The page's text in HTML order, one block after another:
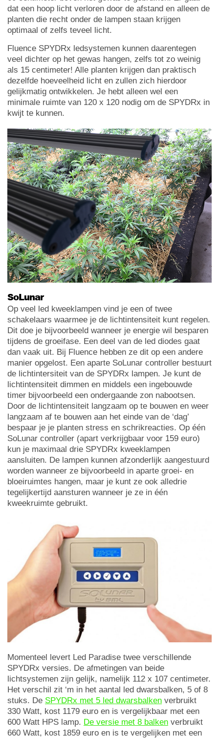
dat een hoop licht verloren door de afstand en alleen de
planten die recht onder de lampen staan krijgen
optimaal of zelfs teveel licht.
Fluence SPYDRx ledsystemen kunnen daarentegen
veel dichter op het gewas hangen, zelfs tot zo weinig
als 15 centimeter! Alle planten krijgen dan praktisch
dezelfde hoeveelheid licht en zullen zich hierdoor
gelijkmatig ontwikkelen. Je hebt alleen wel een
minimale ruimte van 120 x 120 nodig om de SPYDRx in
kwijt te kunnen.
SoLunar
Op veel led kweeklampen vind je een of twee
schakelaars waarmee je de lichtintensiteit kunt regelen.
Dit doe je bijvoorbeeld wanneer je energie wil besparen
tijdens de groeifase. Een deel van de led diodes gaat
dan vaak uit. Bij Fluence hebben ze dit op een andere
manier opgelost. Een aparte SoLunar controller bestuurt
de lichtintersiteit van de SPYDRx lampen. Je kunt de
lichtintensiteit dimmen en middels een ingebouwde
timer bijvoorbeeld een ondergaande zon nabootsen.
Door de lichtintensiteit langzaam op te bouwen en weer
langzaam af te bouwen aan het einde van de ‘dag’
bespaar je je planten stress en schrikreacties. Op één
SoLunar controller (apart verkrijgbaar voor 159 euro)
kun je maximaal drie SPYDRx kweeklampen
aansluiten. De lampen kunnen afzonderlijk aangestuurd
worden wanneer ze bijvoorbeeld in aparte groei- en
bloeiruimtes hangen, maar je kunt ze ook alledrie
tegelijkertijd aansturen wanneer je ze in één
kweekruimte gebruikt.
Momenteel levert Led Paradise twee verschillende
SPYDRx versies. De afmetingen van beide
lichtsystemen zijn gelijk, namelijk 112 x 107 centimeter.
Het verschil zit ‘m in het aantal led dwarsbalken, 5 of 8
stuks. De SPYDRx met 5 led dwarsbalken verbruikt
330 Watt, kost 1179 euro en is vergelijkbaar met een
600 Watt HPS lamp. De versie met 8 balken verbruikt
660 Watt, kost 1859 euro en is te vergelijken met een